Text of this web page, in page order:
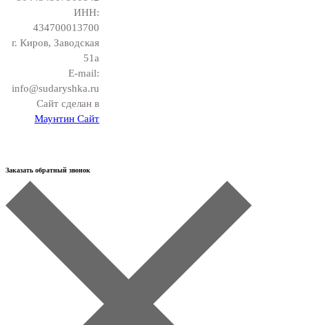
ИНН:
434700013700
г. Киров, Заводская
51а
E-mail:
info@sudaryshka.ru
Сайт сделан в
Маунтин Сайт
Заказать обратный звонок